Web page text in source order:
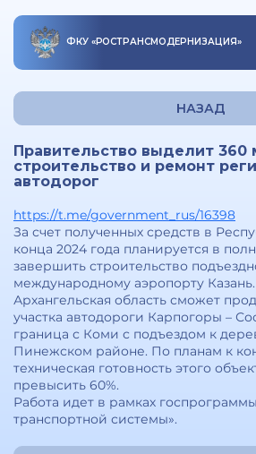
ФКУ «РОСТРАНСМОДЕРНИЗАЦИЯ»
НАЗАД
Правительство выделит 360
строительство и ремонт
автодорог
https://t.me/government_rus/16398
За счет полученных средств в
конца 2024 года планируется в
завершить строительство
международному аэропорту Казань.
Архангельская область сможет
участка автодороги Карпогоры –
граница с Коми с подъездом к
Пинежском районе. По планам к
техническая готовность этого
превысить 60%.
Работа идет в рамках
транспортной системы».